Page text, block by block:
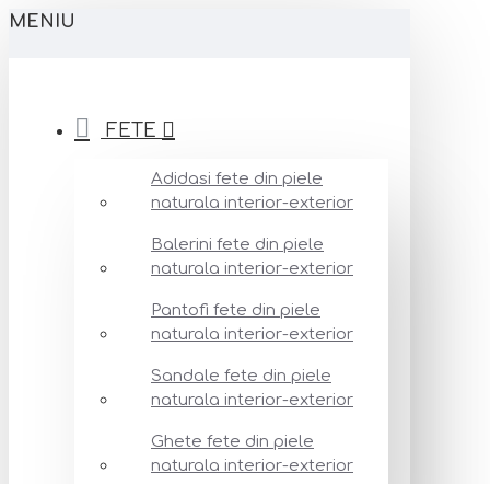
MENIU
FETE
Adidasi fete din piele
naturala interior-exterior
Balerini fete din piele
naturala interior-exterior
Pantofi fete din piele
naturala interior-exterior
Sandale fete din piele
naturala interior-exterior
Ghete fete din piele
naturala interior-exterior